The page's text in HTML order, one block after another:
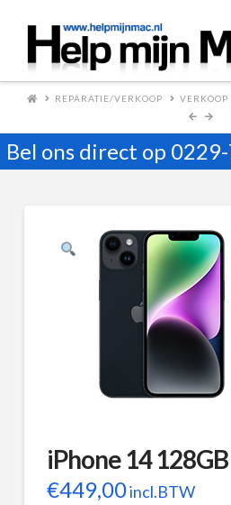
REPARATIE/VERKOOP VERKOOP
Bel ons direct op
iPhone 14
€449,00incl.BTW